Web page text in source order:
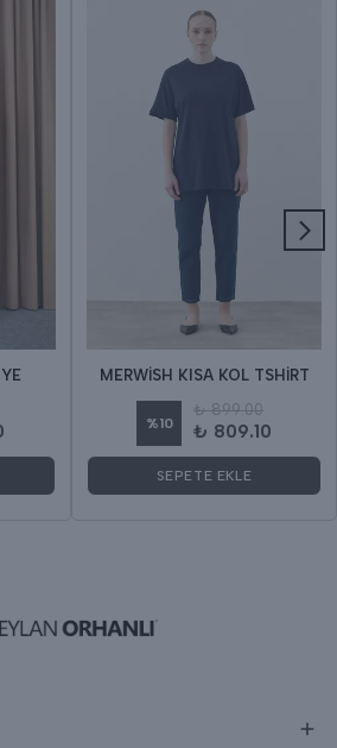
MERWİSH KISA KOL TSHİRT
%10
₺ 899.00
₺ 809.10
SEPETE EKLE